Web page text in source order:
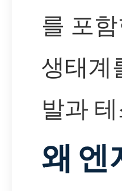
를 포
생태계
발과
왜 엔